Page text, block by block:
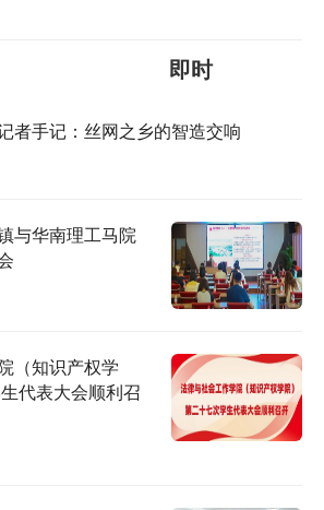
即时
者手记：丝网之乡的智造交响
与华南理工马院
（知识产权学
代表大会顺利召